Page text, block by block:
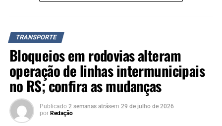
TRANSPORTE
Bloqueios em rodovias alteram
operação de linhas intermunicipais
no RS; confira as mudanças
Publicado 2 semanas atrásem 29 de julho de 2026
por Redação